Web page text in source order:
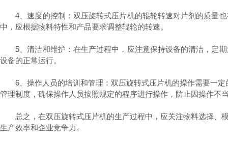
4、速度的控制：双压旋转式压片机的辊轮转速对片剂的质量也
中，应根据物料特性和产品要求调整辊轮的转速。
5、清洁和维护：在生产过程中，应注意保持设备的清洁，定期
设备的正常运行。
6、操作人员的培训和管理：双压旋转式压片机的操作需要一定
管理制度，确保操作人员按照规定的程序进行操作，防止因操作不
总之，在双压旋转式压片机的生产过程中，应关注物料选择、
生产效率和企业竞争力。